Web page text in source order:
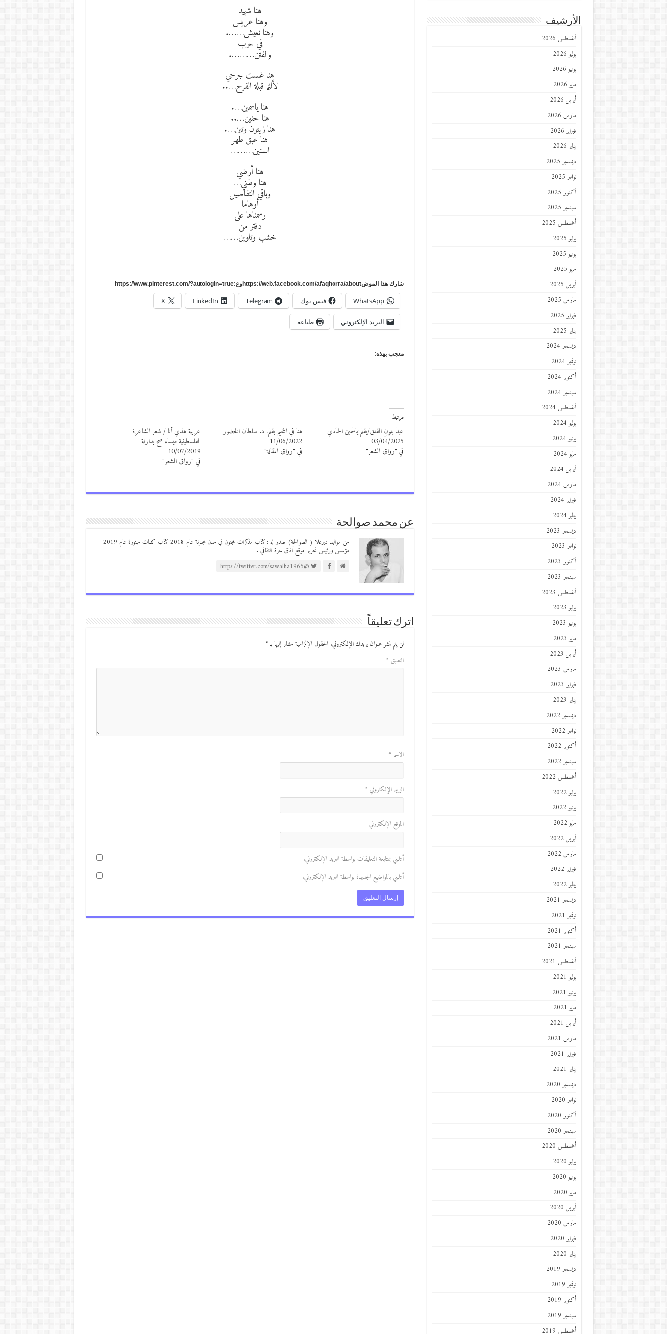
هنا شهيد
وهنا عريس
وهنا نعيش…….
في حرب
والفتن……….
هنا غسلت جرحي
لألثم قبلة الفرح…..
هنا ياسمين….
هنا حنين…..
هنا زيتون وتين….
هنا عبق طهر
السنين………
هنا أرضي
هنا وطني…
وباقي التفاصيل
أوهاما
رسمناها على
دفتر من
خشب وتلوين……
شارك هذا الموضhttps://web.facebook.com/afaqhorra/aboutوع:https://www.pinterest.com/?autologin=true
WhatsApp فيس بوك Telegram
LinkedIn
X
البريد الإلكتروني طباعة
معجب بهذه:
مرتبط
عيدٌ بلونِ القلق/بقلم:ياسَمين الحمَّادي
03/04/2025
في "رواق الشعر"
هنا في المخيم بقلم. د. سلطان الخضور
11/06/2022
في "رواق المقالة"
عربية هذي أنا / شعر الشاعرة
الفلسطينية ميساء صح بدارنة
10/07/2019
في "رواق الشعر"
عن محمد صوالحة
من مواليد ديرعلا ( الصوالحة) صدر له : كتاب مذكرات مجنون في مدن مجنونة عام 2018 كتاب كلمات مبتورة عام 2019
مؤسس ورئيس تحرير موقع آفاق حرة الثقافي .
@https://twitter.com/sawalha1965
اترك تعليقاً
لن يتم نشر عنوان بريدك الإلكتروني. الحقول الإلزامية مشار إليها بـ*
التعليق *
الاسم *
البريد الإلكتروني *
الموقع الإلكتروني
أعلمني بمتابعة التعليقات بواسطة البريد الإلكتروني.
أعلمني بالمواضيع الجديدة بواسطة البريد الإلكتروني.
الأرشيف
أغسطس 2026
يوليو 2026
يونيو 2026
مايو 2026
أبريل 2026
مارس 2026
فبراير 2026
يناير 2026
ديسمبر 2025
نوفمبر 2025
أكتوبر 2025
سبتمبر 2025
أغسطس 2025
يوليو 2025
يونيو 2025
مايو 2025
أبريل 2025
مارس 2025
فبراير 2025
يناير 2025
ديسمبر 2024
نوفمبر 2024
أكتوبر 2024
سبتمبر 2024
أغسطس 2024
يوليو 2024
يونيو 2024
مايو 2024
أبريل 2024
مارس 2024
فبراير 2024
يناير 2024
ديسمبر 2023
نوفمبر 2023
أكتوبر 2023
سبتمبر 2023
أغسطس 2023
يوليو 2023
يونيو 2023
مايو 2023
أبريل 2023
مارس 2023
فبراير 2023
يناير 2023
ديسمبر 2022
نوفمبر 2022
أكتوبر 2022
سبتمبر 2022
أغسطس 2022
يوليو 2022
يونيو 2022
مايو 2022
أبريل 2022
مارس 2022
فبراير 2022
يناير 2022
ديسمبر 2021
نوفمبر 2021
أكتوبر 2021
سبتمبر 2021
أغسطس 2021
يوليو 2021
يونيو 2021
مايو 2021
أبريل 2021
مارس 2021
فبراير 2021
يناير 2021
ديسمبر 2020
نوفمبر 2020
أكتوبر 2020
سبتمبر 2020
أغسطس 2020
يوليو 2020
يونيو 2020
مايو 2020
أبريل 2020
مارس 2020
فبراير 2020
يناير 2020
ديسمبر 2019
نوفمبر 2019
أكتوبر 2019
سبتمبر 2019
أغسطس 2019